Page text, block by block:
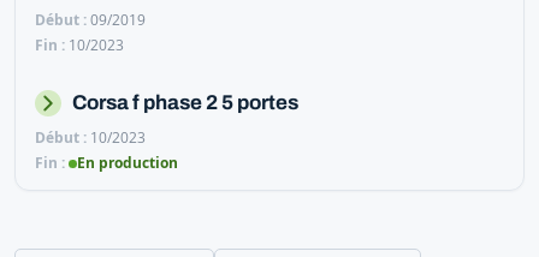
09/2019
10/2023
Corsa f phase 2 5 portes
10/2023
En production